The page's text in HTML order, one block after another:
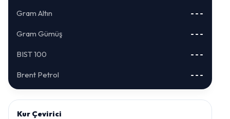
Gram Altın ---
Gram Gümüş ---
BIST 100 ---
Brent Petrol ---
Kur Çevirici